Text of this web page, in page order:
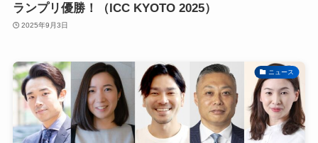
ランプリ優勝！（ICC KYOTO 2025）
2025年9月3日
ニュース